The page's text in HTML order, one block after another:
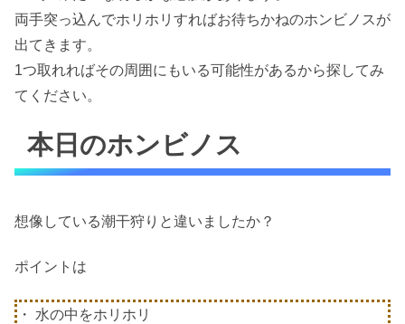
両手突っ込んでホリホリすればお待ちかねのホンビノスが
出てきます。
1つ取れればその周囲にもいる可能性があるから探してみ
てください。
本日のホンビノス
想像している潮干狩りと違いましたか？
ポイントは
・ 水の中をホリホリ